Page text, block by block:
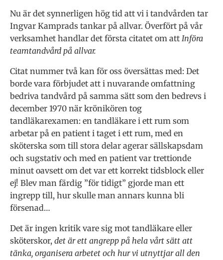
Nu är det synnerligen hög tid att vi i tandvården tar
Ingvar Kamprads tankar på allvar. Överfört på vår
verksamhet handlar det första citatet om att Införa
teamtandvård på allvar.
Citat nummer två kan för oss översättas med: Det
borde vara förbjudet att i nuvarande omfattning
bedriva tandvård på samma sätt som den bedrevs i
december 1970 när krönikören tog
tandläkarexamen: en tandläkare i ett rum som
arbetar på en patient i taget i ett rum, med en
sköterska som till stora delar agerar sällskapsdam
och sugstativ och med en patient var trettionde
minut oavsett om det var ett korrekt tidsblock eller
ej! Blev man färdig ”för tidigt” gjorde man ett
ingrepp till, hur skulle man annars kunna bli
försenad…
Det är ingen kritik vare sig mot tandläkare eller
sköterskor, det är ett angrepp på hela vårt sätt att
tänka, organisera arbetet och hur vi utnyttjar all den